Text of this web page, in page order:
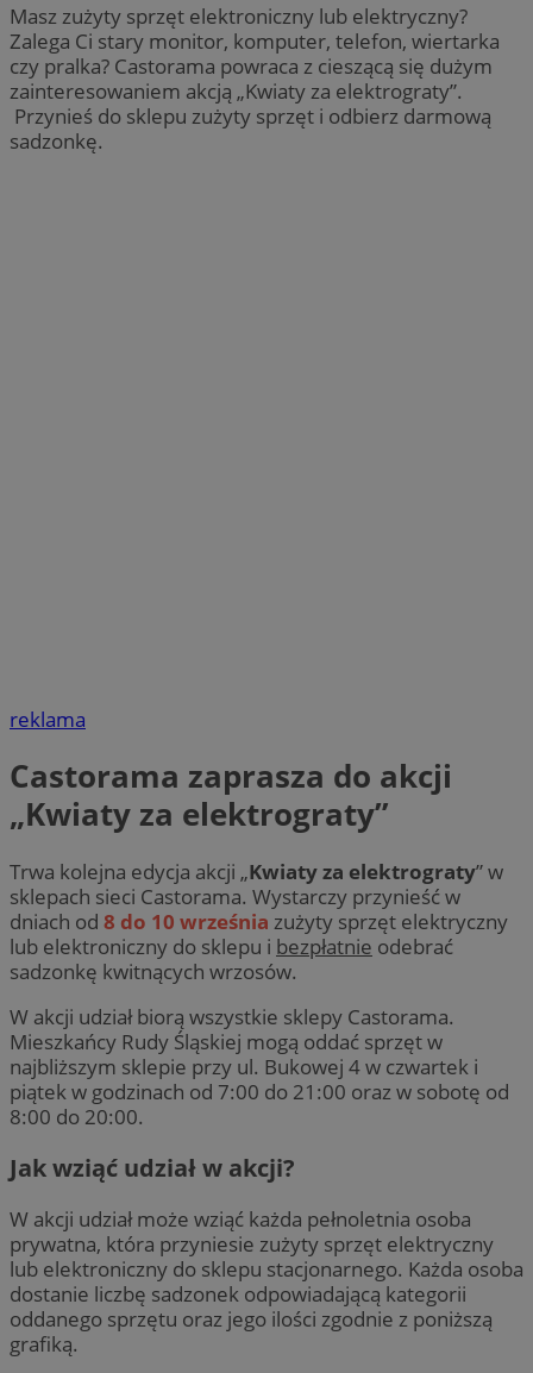
Masz zużyty sprzęt elektroniczny lub elektryczny?
Zalega Ci stary monitor, komputer, telefon, wiertarka
czy pralka? Castorama powraca z cieszącą się dużym
zainteresowaniem akcją „Kwiaty za elektrograty”.
Przynieś do sklepu zużyty sprzęt i odbierz darmową
sadzonkę.
reklama
Castorama zaprasza do akcji
„Kwiaty za elektrograty”
Trwa kolejna edycja akcji „Kwiaty za elektrograty” w
sklepach sieci Castorama. Wystarczy przynieść w
dniach od 8 do 10 września zużyty sprzęt elektryczny
lub elektroniczny do sklepu i bezpłatnie odebrać
sadzonkę kwitnących wrzosów.
W akcji udział biorą wszystkie sklepy Castorama.
Mieszkańcy Rudy Śląskiej mogą oddać sprzęt w
najbliższym sklepie przy ul. Bukowej 4 w czwartek i
piątek w godzinach od 7:00 do 21:00 oraz w sobotę od
8:00 do 20:00.
Jak wziąć udział w akcji?
W akcji udział może wziąć każda pełnoletnia osoba
prywatna, która przyniesie zużyty sprzęt elektryczny
lub elektroniczny do sklepu stacjonarnego. Każda osoba
dostanie liczbę sadzonek odpowiadającą kategorii
oddanego sprzętu oraz jego ilości zgodnie z poniższą
grafiką.